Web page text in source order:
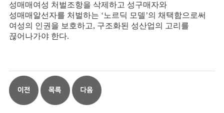
성매매여성 처벌조항을 삭제하고 성구매자와
성매매알선자를 처벌하는 ‘ 노르딕 모델’의 채택함으로써
여성의 인권을 보호하고, 구조화된 성산업의 고리를
끊어나가야 한다.